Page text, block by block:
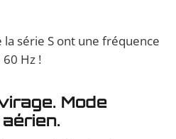
série S ont une fréquence
60 Hz !
Mode